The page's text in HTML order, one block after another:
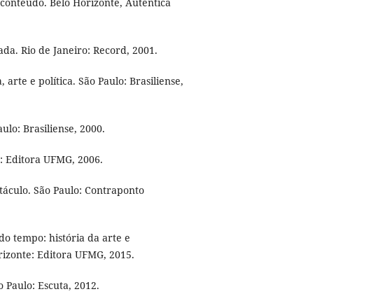
Rio de Janeiro: Record, 2001.
arte e política. São Paulo: Brasiliense,
Brasiliense, 2000.
Editora UFMG, 2006.
São Paulo: Contraponto
tempo: história da arte e
Editora UFMG, 2015.
Paulo: Escuta, 2012.